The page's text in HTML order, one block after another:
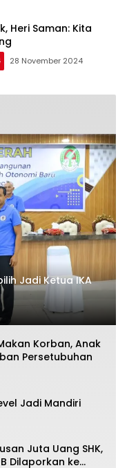
Heri Saman: Kita
28 November 2024
Jadi Ketua IKA
Korban, Anak
Persetubuhan
Jadi Mandiri
Juta Uang SHK,
Dilaporkan ke